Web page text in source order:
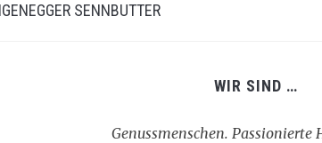
SENNBUTTER
WIR SIND …
Genussmenschen. Passionierte